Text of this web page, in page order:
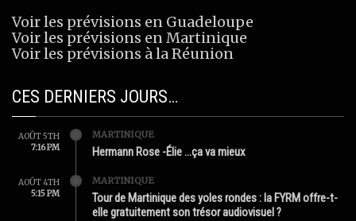
Voir les prévisions en Guadeloupe
Voir les prévisions en Martinique
Voir les prévisions à la Réunion
CES DERNIERS JOURS…
AOÛT 5TH
7:16 PM
MARTINIQUE
Hermann Rose -Élie …ça va mieux
AOÛT 4TH
5:15 PM
MARTINIQUE
Tour de Martinique des yoles rondes : la FYRM offre-t-
elle gratuitement son trésor audiovisuel ?